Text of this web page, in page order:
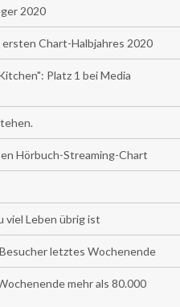
2020
Chart-Halbjahres 2020
Platz 1 bei Media
Hörbuch-Streaming-Chart
viel Leben übrig ist
letztes Wochenende
mehr als 80.000